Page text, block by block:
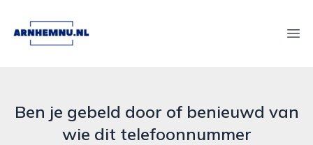
arnhemnu.nl
Ben je gebeld door of benieuwd van
wie dit telefoonnummer